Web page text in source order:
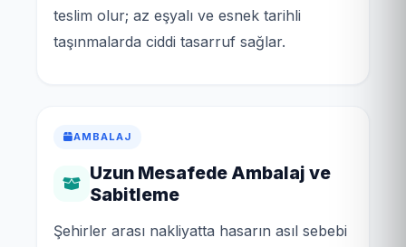
teslim olur; az eşyalı ve esnek tarihli
taşınmalarda ciddi tasarruf sağlar.
AMBALAJ
Uzun Mesafede Ambalaj ve
Sabitleme
Şehirler arası nakliyatta hasarın asıl sebebi